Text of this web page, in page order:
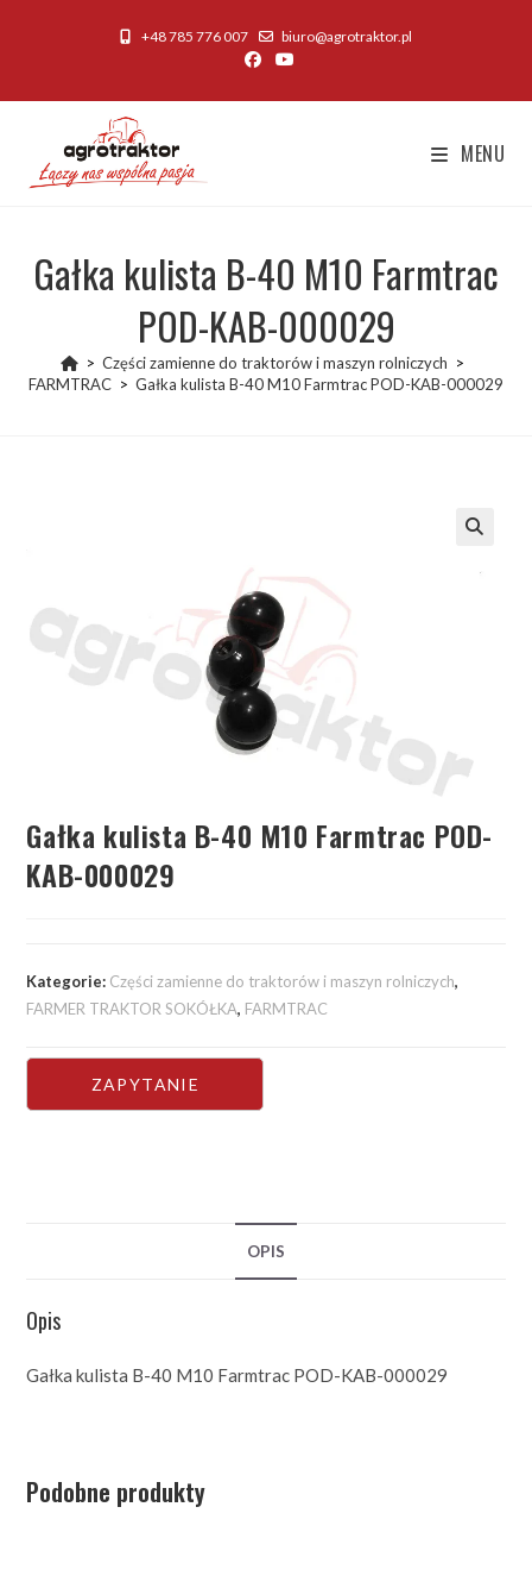
+48 785 776 007 biuro@agrotraktor.pl
MENU
Gałka kulista B-40 M10 Farmtrac
POD-KAB-000029
> Części zamienne do traktorów i maszyn rolniczych >
FARMTRAC > Gałka kulista B-40 M10 Farmtrac POD-KAB-000029
Gałka kulista B-40 M10 Farmtrac POD-
KAB-000029
Kategorie: Części zamienne do traktorów i maszyn rolniczych,
FARMER TRAKTOR SOKÓŁKA, FARMTRAC
OPIS
Opis
Gałka kulista B-40 M10 Farmtrac POD-KAB-000029
Podobne produkty